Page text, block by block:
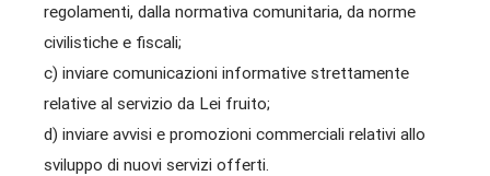
regolamenti, dalla normativa comunitaria, da norme
civilistiche e fiscali;
c) inviare comunicazioni informative strettamente
relative al servizio da Lei fruito;
d) inviare avvisi e promozioni commerciali relativi allo
sviluppo di nuovi servizi offerti.